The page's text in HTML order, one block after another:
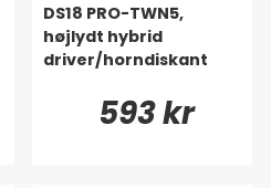
DS18 PRO-TWN5,
højlydt hybrid
driver/horndiskant
593 kr